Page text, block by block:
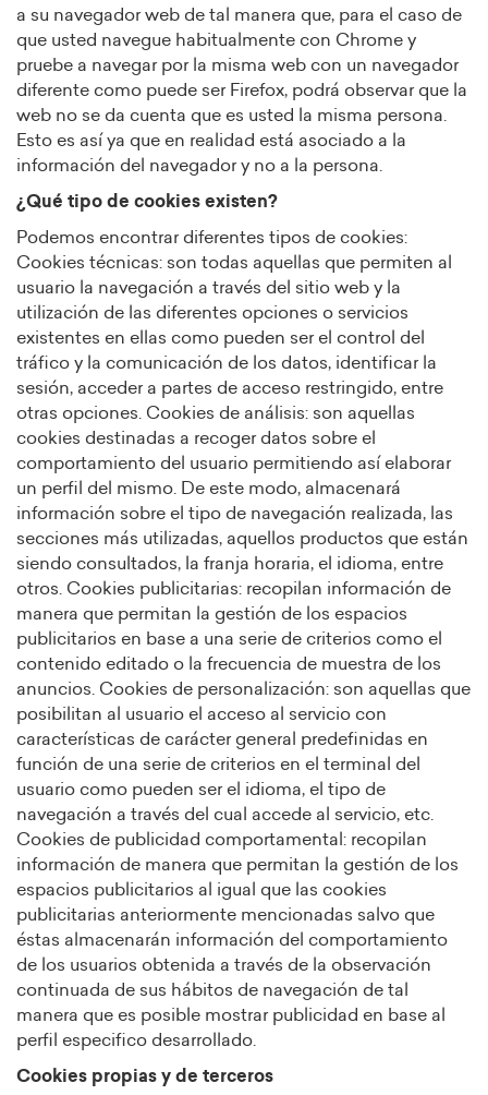
a su navegador web de tal manera que, para el caso de
que usted navegue habitualmente con Chrome y
pruebe a navegar por la misma web con un navegador
diferente como puede ser Firefox, podrá observar que la
web no se da cuenta que es usted la misma persona.
Esto es así ya que en realidad está asociado a la
información del navegador y no a la persona.
¿Qué tipo de cookies existen?
Podemos encontrar diferentes tipos de cookies:
Cookies técnicas: son todas aquellas que permiten al
usuario la navegación a través del sitio web y la
utilización de las diferentes opciones o servicios
existentes en ellas como pueden ser el control del
tráfico y la comunicación de los datos, identificar la
sesión, acceder a partes de acceso restringido, entre
otras opciones. Cookies de análisis: son aquellas
cookies destinadas a recoger datos sobre el
comportamiento del usuario permitiendo así elaborar
un perfil del mismo. De este modo, almacenará
información sobre el tipo de navegación realizada, las
secciones más utilizadas, aquellos productos que están
siendo consultados, la franja horaria, el idioma, entre
otros. Cookies publicitarias: recopilan información de
manera que permitan la gestión de los espacios
publicitarios en base a una serie de criterios como el
contenido editado o la frecuencia de muestra de los
anuncios. Cookies de personalización: son aquellas que
posibilitan al usuario el acceso al servicio con
características de carácter general predefinidas en
función de una serie de criterios en el terminal del
usuario como pueden ser el idioma, el tipo de
navegación a través del cual accede al servicio, etc.
Cookies de publicidad comportamental: recopilan
información de manera que permitan la gestión de los
espacios publicitarios al igual que las cookies
publicitarias anteriormente mencionadas salvo que
éstas almacenarán información del comportamiento
de los usuarios obtenida a través de la observación
continuada de sus hábitos de navegación de tal
manera que es posible mostrar publicidad en base al
perfil especifico desarrollado.
Cookies propias y de terceros